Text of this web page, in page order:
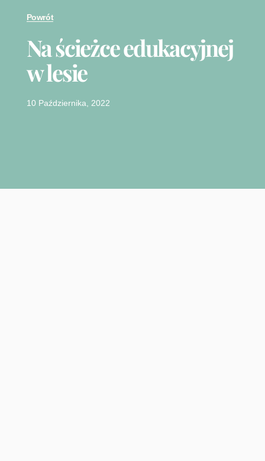
Powrót
Na ścieżce edukacyjnej
w lesie
10 Października, 2022